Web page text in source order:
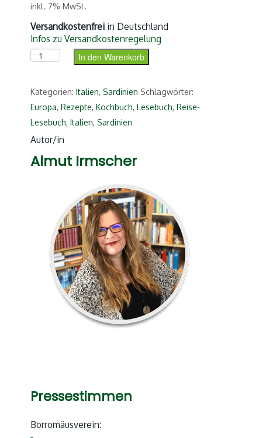
inkl. 7% MwSt.
Versandkostenfreiin Deutschland
Infos zu Versandkostenregelung
Das Sardinien-Lesebuch (ePub) Menge
In den Warenkorb
Kategorien: Italien, Sardinien Schlagwörter:
Europa, Rezepte, Kochbuch, Lesebuch, Reise-
Lesebuch, Italien, Sardinien
Autor/in
Almut Irmscher
Pressestimmen
Borromäusverein: